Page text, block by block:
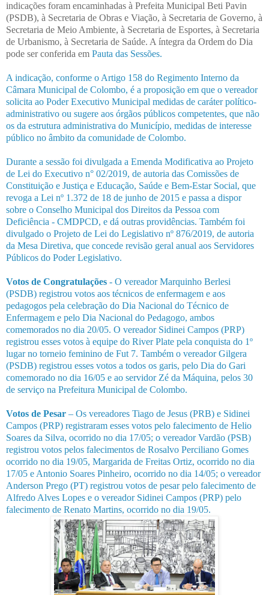
indicações foram encaminhadas à Prefeita Municipal Beti Pavin
(PSDB), à Secretaria de Obras e Viação, à Secretaria de Governo, à
Secretaria de Meio Ambiente, à Secretaria de Esportes, à Secretaria
de Urbanismo, à Secretaria de Saúde. A íntegra da Ordem do Dia
pode ser conferida em Pauta das Sessões.
A indicação, conforme o Artigo 158 do Regimento Interno da
Câmara Municipal de Colombo, é a proposição em que o vereador
solicita ao Poder Executivo Municipal medidas de caráter político-
administrativo ou sugere aos órgãos públicos competentes, que não
os da estrutura administrativa do Município, medidas de interesse
público no âmbito da comunidade de Colombo.
Durante a sessão foi divulgada a Emenda Modificativa ao Projeto
de Lei do Executivo n° 02/2019, de autoria das Comissões de
Constituição e Justiça e Educação, Saúde e Bem-Estar Social, que
revoga a Lei nº 1.372 de 18 de junho de 2015 e passa a dispor
sobre o Conselho Municipal dos Direitos da Pessoa com
Deficiência - CMDPCD, e dá outras providências. Também foi
divulgado o Projeto de Lei do Legislativo nº 876/2019, de autoria
da Mesa Diretiva, que concede revisão geral anual aos Servidores
Públicos do Poder Legislativo.
Votos de Congratulações - O vereador Marquinho Berlesi
(PSDB) registrou votos aos técnicos de enfermagem e aos
pedagogos pela celebração do Dia Nacional do Técnico de
Enfermagem e pelo Dia Nacional do Pedagogo, ambos
comemorados no dia 20/05. O vereador Sidinei Campos (PRP)
registrou esses votos à equipe do River Plate pela conquista do 1º
lugar no torneio feminino de Fut 7. Também o vereador Gilgera
(PSDB) registrou esses votos a todos os garis, pelo Dia do Gari
comemorado no dia 16/05 e ao servidor Zé da Máquina, pelos 30
de serviço na Prefeitura Municipal de Colombo.
Votos de Pesar – Os vereadores Tiago de Jesus (PRB) e Sidinei
Campos (PRP) registraram esses votos pelo falecimento de Helio
Soares da Silva, ocorrido no dia 17/05; o vereador Vardão (PSB)
registrou votos pelos falecimentos de Rosalvo Perciliano Gomes
ocorrido no dia 19/05, Margarida de Freitas Ortiz, ocorrido no dia
17/05 e Antonio Soares Pinheiro, ocorrido no dia 14/05; o vereador
Anderson Prego (PT) registrou votos de pesar pelo falecimento de
Alfredo Alves Lopes e o vereador Sidinei Campos (PRP) pelo
falecimento de Renato Martins, ocorrido no dia 19/05.